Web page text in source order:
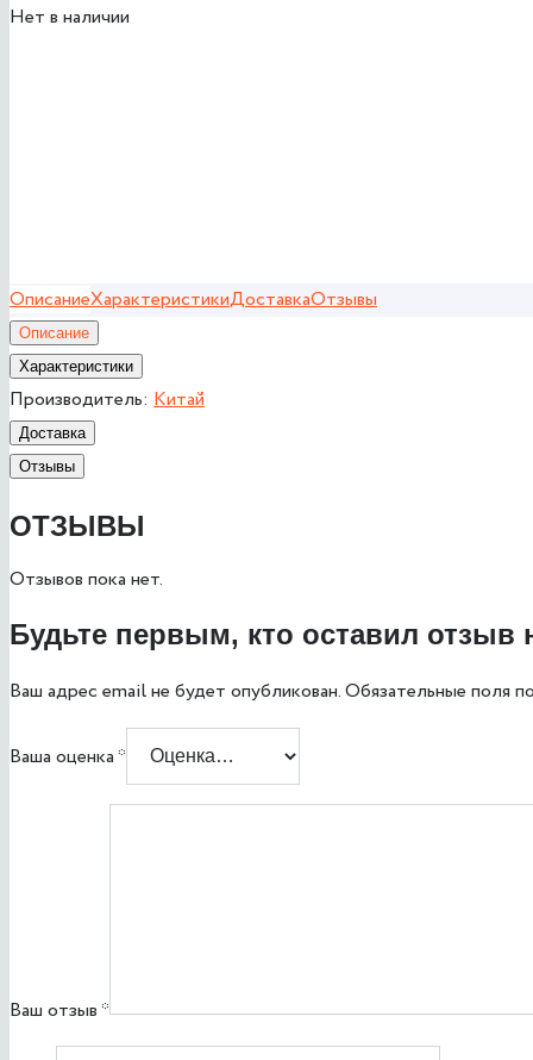
Нет в наличии
ОписаниеХарактеристикиДоставкаОтзывы
Описание
Характеристики
Производитель: Китай
Доставка
Отзывы
ОТЗЫВЫ
Отзывов пока нет.
Будьте первым, кто оставил отзыв
Ваш адрес email не будет опубликован.Обязательные поля
Ваша оценка*
Ваш отзыв*